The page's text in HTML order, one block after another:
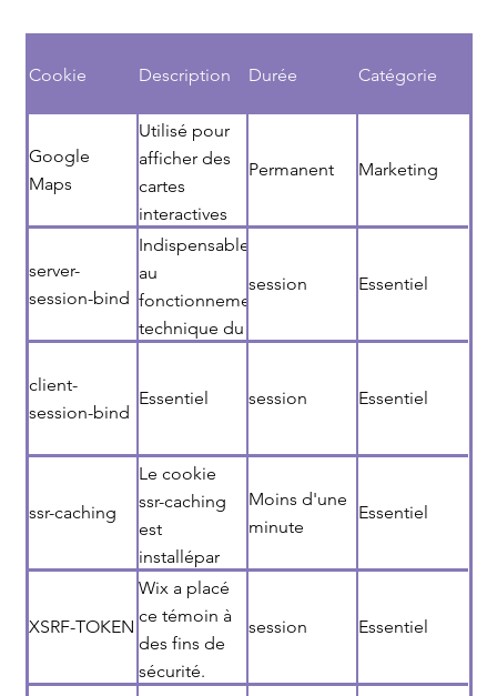
Cookie Description Durée Catégorie
Google
Maps
Utilisé pour
afficher des
cartes
interactives
sur le site.
Permanent Marketing
server-
session-bind
Indispensable
au
fonctionnement
technique du
session Essentiel
client-
session-bind
Essentiel session Essentiel
ssr-caching
Le cookie
ssr-caching
est
installépar
Wix et
permet
d'indiquer la
manière
Moins d'une
minute
Essentiel
XSRF-TOKEN
Wix a placé
ce témoin à
des fins de
sécurité.
session Essentiel